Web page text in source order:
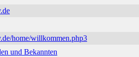
home/willkommen.php3
und Bekannten